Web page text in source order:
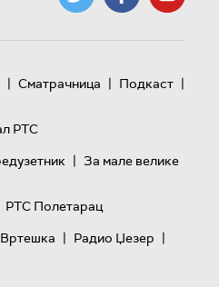
| Сматрачница | Подкаст |
РТС
| За мале велике
РТС Полетарац
| Радио Џезер |